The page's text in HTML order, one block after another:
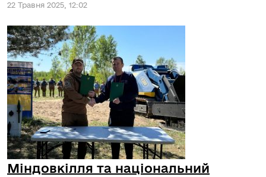
22 Травня 2025, 12:02
Міндовкілля та національний